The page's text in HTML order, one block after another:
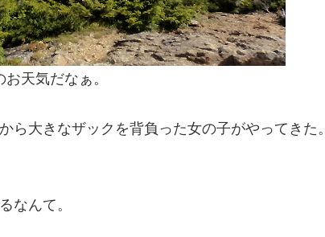
天気だなぁ。
大きなザックを背負った女の子がやってきた。
なんて。